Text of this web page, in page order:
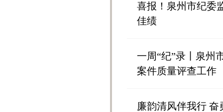
喜报！泉州市纪委
佳绩
一周“纪”录丨泉州
案件质量评查工作
廉韵清风伴我行